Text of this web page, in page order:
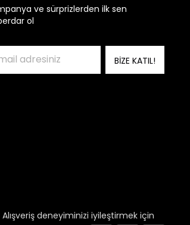
Alışveriş deneyiminizi iyileştirmek için
ve sürprizlerden ilk sen
ol
BİZE KATIL!